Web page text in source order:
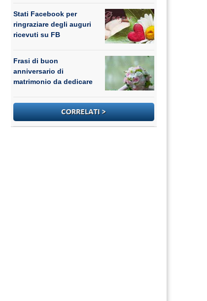
Stati Facebook per
ringraziare degli auguri
ricevuti su FB
Frasi di buon
anniversario di
matrimonio da dedicare